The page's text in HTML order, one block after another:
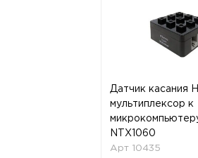
Датчик касания
мультиплексор к
NTX1060
Арт 10435